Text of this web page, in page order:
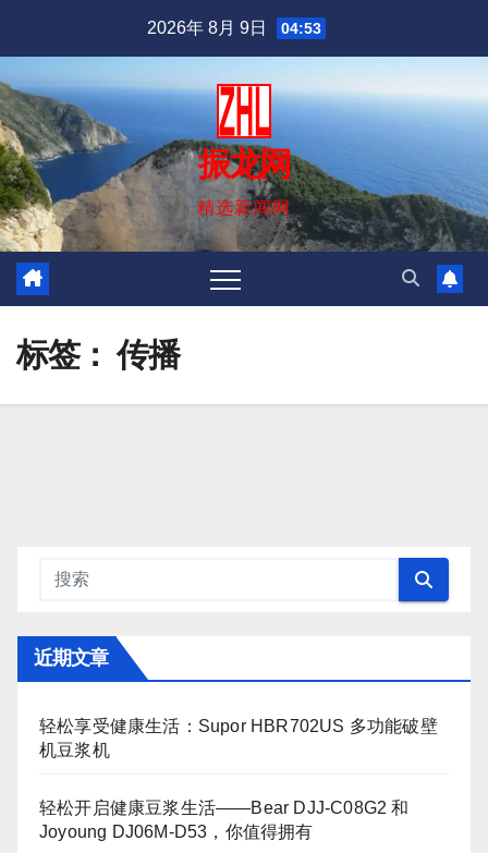
内
容
2026年 8月 9日 04:53
振龙网
精选新闻网
标签：传播
近期文章
轻松享受健康生活：Supor HBR702US 多功能破壁
机豆浆机
轻松开启健康豆浆生活——Bear DJJ‑C08G2 和
Joyoung DJ06M‑D53，你值得拥有